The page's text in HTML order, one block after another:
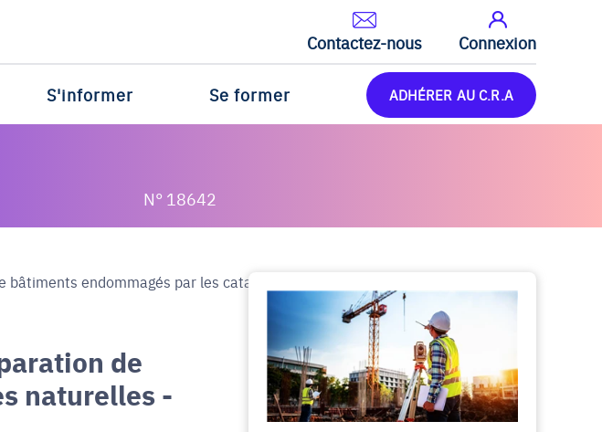
Contactez-nous Connexion
S'informer Se former ADHÉRER AU C.R.A
N° 18642
endommagés par les catastrophes naturelles
de
naturelles -